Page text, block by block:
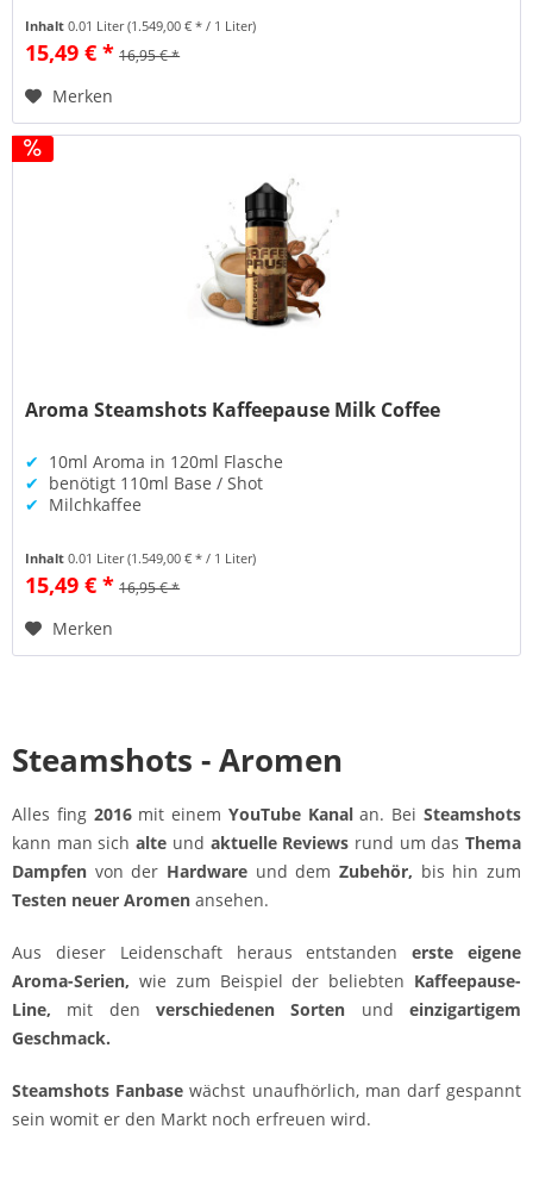
Inhalt0.01 Liter(1.549,00 € * / 1 Liter)
15,49 € * 16,95 € *
Merken
Aroma Steamshots Kaffeepause Milk Coffee
✔ 10ml Aroma in 120ml Flasche
✔ benötigt 110ml Base / Shot
✔ Milchkaffee
Inhalt0.01 Liter(1.549,00 € * / 1 Liter)
15,49 € * 16,95 € *
Merken
Steamshots - Aromen
Alles fing2016mit einem YouTube Kanalan. BeiSteamshots
kann man sichalte und aktuelle Reviews rund um dasThema
Dampfen von der Hardware und dem Zubehör, bis hin zum
Testen neuer Aromen ansehen.
Aus dieser Leidenschaft heraus entstandenerste eigene
Aroma-Serien, wie zum Beispiel der beliebten Kaffeepause-
Line, mit den verschiedenen Sorten undeinzigartigem
Geschmack.
Steamshots Fanbase wächst unaufhörlich, man darf gespannt
sein womit er den Markt noch erfreuen wird.